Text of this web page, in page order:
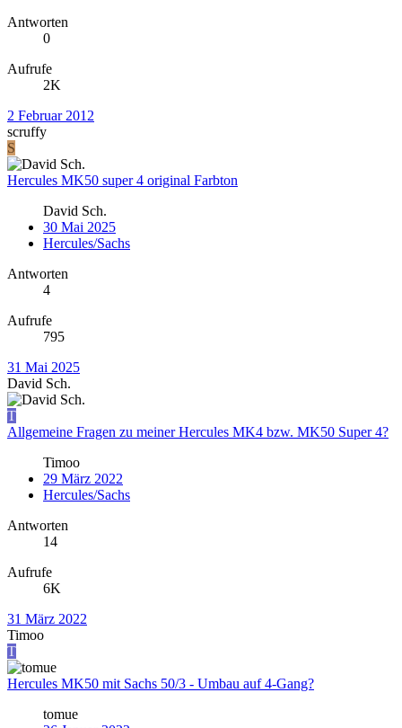
Antworten
0
Aufrufe
2K
2 Februar 2012
scruffy
S
Hercules MK50 super 4 original Farbton
David Sch.
30 Mai 2025
Hercules/Sachs
Antworten
4
Aufrufe
795
31 Mai 2025
David Sch.
T
Allgemeine Fragen zu meiner Hercules MK4 bzw. MK50 Super 4?
Timoo
29 März 2022
Hercules/Sachs
Antworten
14
Aufrufe
6K
31 März 2022
Timoo
T
Hercules MK50 mit Sachs 50/3 - Umbau auf 4-Gang?
tomue